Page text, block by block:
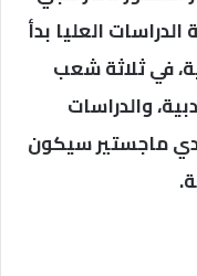
العليا بدأ
في ثلاثة شعب
والدراسات
ماجستير سيكون